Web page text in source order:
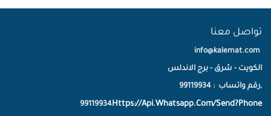
تواصل معنا
info@kalemat.com
الكويت - شرق - برج الاندلس
,رقم واتساب : 99119934
Https://Api.Whatsapp.Com/Send?Phone
99119934